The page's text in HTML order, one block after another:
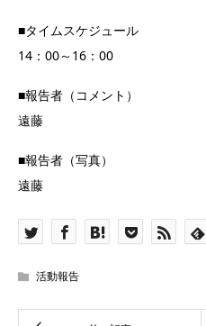
■タイムスケジュール
14：00～16：00
■報告者（コメント）
遠藤
■報告者（写真）
遠藤
活動報告